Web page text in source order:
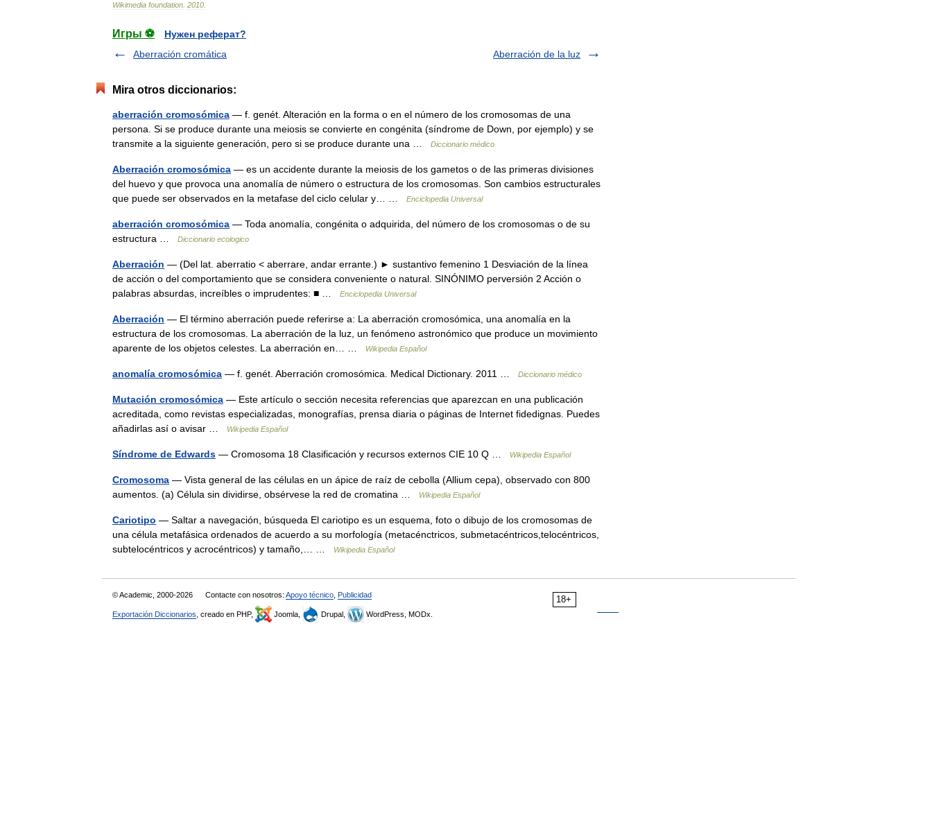
Wikimedia foundation 2010
Игры ⚽
Нужен реферат?
Aberración cromática
Aberración de la luz
Mira otros diccionarios:
aberración cromosómica — f. genét. Alteración en la forma o en el número de los cromosomas de una
persona. Si se produce durante una meiosis se convierte en congénita (síndrome de Down, por ejemplo) y se
transmite a la siguiente generación, pero si se produce durante una …
Diccionario médico
Aberración cromosómica — es un accidente durante la meiosis de los gametos o de las primeras divisiones
del huevo y que provoca una anomalía de número o estructura de los cromosomas. Son cambios estructurales
que puede ser observados en la metafase del ciclo celular y… …
Enciclopedia Universal
aberración cromosómica — Toda anomalía, congénita o adquirida, del número de los cromosomas o de su
estructura …
Diccionario ecologico
Aberración — (Del lat. aberratio < aberrare, andar errante.) ► sustantivo femenino 1 Desviación de la línea
de acción o del comportamiento que se considera conveniente o natural. SINÓNIMO perversión 2 Acción o
palabras absurdas, increíbles o imprudentes: ■ …
Enciclopedia Universal
Aberración — El término aberración puede referirse a: La aberración cromosómica, una anomalía en la
estructura de los cromosomas. La aberración de la luz, un fenómeno astronómico que produce un movimiento
aparente de los objetos celestes. La aberración en… …
Wikipedia Español
anomalía cromosómica — f. genét. Aberración cromosómica. Medical Dictionary. 2011 … Diccionario médico
Mutación cromosómica — Este artículo o sección necesita referencias que aparezcan en una publicación
acreditada, como revistas especializadas, monografías, prensa diaria o páginas de Internet fidedignas. Puedes
añadirlas así o avisar …
Wikipedia Español
Síndrome de Edwards — Cromosoma 18 Clasificación y recursos externos CIE 10 Q … Wikipedia Español
Cromosoma — Vista general de las células en un ápice de raíz de cebolla (Allium cepa), observado con 800
aumentos. (a) Célula sin dividirse, obsérvese la red de cromatina …
Wikipedia Español
Cariotipo — Saltar a navegación, búsqueda El cariotipo es un esquema, foto o dibujo de los cromosomas de
una célula metafásica ordenados de acuerdo a su morfología (metacénctricos, submetacéntricos,telocéntricos,
subtelocéntricos y acrocéntricos) y tamaño,… …
Wikipedia Español
18+
© Academic, 2000-2026 Contacte con nosotros: Apoyo técnico Publicidad
Exportación Diccionarios , creado en PHP, Joomla, Drupal, WordPress, MODx.